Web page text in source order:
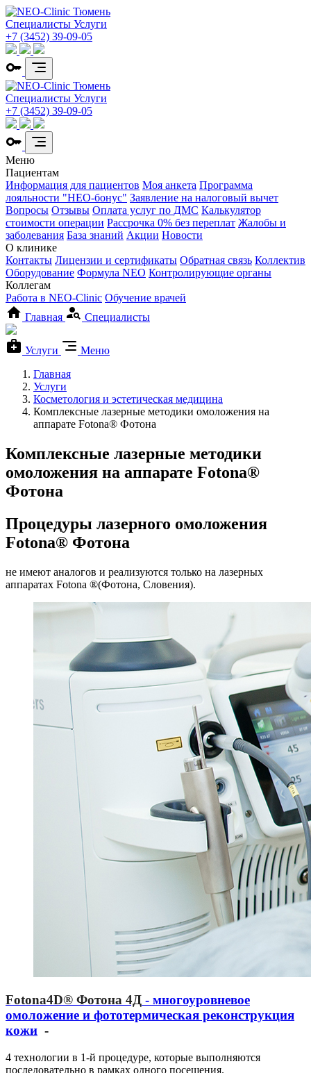
Специалисты Услуги
+7 (3452) 39-09-05
Специалисты Услуги
+7 (3452) 39-09-05
Меню
Пациентам
Информация для пациентов Моя анкета Программа
лояльности "НЕО-бонус" Заявление на налоговый вычет
Вопросы Отзывы Оплата услуг по ДМС Калькулятор
стоимости операции Рассрочка 0% без переплат Жалобы и
заболевания База знаний Акции Новости
О клинике
Контакты Лицензии и сертификаты Обратная связь Коллектив
Оборудование Формула NEO Контролирующие органы
Коллегам
Работа в NEO-Clinic Обучение врачей
Главная
Специалисты
Услуги
Меню
Главная
Услуги
Косметология и эстетическая медицина
Комплексные лазерные методики омоложения на
аппарате Fotona® Фотона
Комплексные лазерные методики
омоложения на аппарате Fotona®
Фотона
Процедуры лазерного омоложения
Fotona® Фотона
не имеют аналогов и реализуются только на лазерных
аппаратах Fotona ®(Фотона, Словения).
Fotona4D® Фотона 4Д - многоуровневое
омоложение и фототермическая реконструкция
кожи -
4 технологии в 1-й процедуре, которые выполняются
последовательно в рамках одного посещения.